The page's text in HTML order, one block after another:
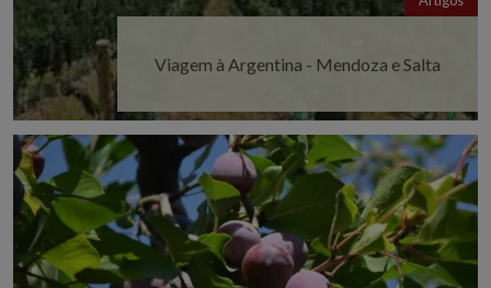
Viagem à Argentina - Mendoza e Salta